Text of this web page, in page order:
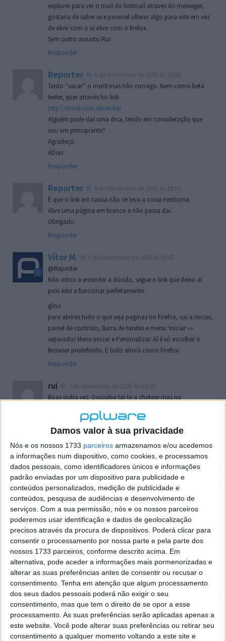
Damos valor à sua privacidade
Nós e os nossos 1733 parceiros armazenamos e/ou acedemos
a informações num dispositivo, como cookies, e processamos
dados pessoais, como identificadores únicos e informações
padrão enviadas por um dispositivo para publicidade e
conteúdos personalizados, medição de publicidade e
conteúdos, pesquisa de audiências e desenvolvimento de
serviços. Com a sua permissão, nós e os nossos parceiros
poderemos usar identificação e dados de geolocalização
precisos através da procura de dispositivos. Poderá clicar para
consentir o processamento por nossa parte e pela parte dos
nossos 1733 parceiros, conforme descrito acima. Em
alternativa, pode aceder a informações mais pormenorizadas e
alterar as suas preferências antes de consentir ou recusar o
consentimento. Tenha em atenção que algum processamento
dos seus dados pessoais poderá não exigir o seu
consentimento, mas que tem o direito de se opor a esse
processamento. As suas preferências serão aplicadas apenas a
este website. Você pode alterar suas preferências ou retirar seu
consentimento a qualquer momento voltando a este site e
explorer para ver o mail do hotmail atraves do messeger,
gostaria de saber se e possivel alterar algo para este em vez
de abrir com o ie abrir com o firefox.
Sem outro assunto Rui
Responder
Reporter
Tento “sacar” o msn8 mas não consigo. Nem como beta
tester, quer através ho link
http://msn8.core-server.be/
Alguém pode dar uma dica, tendo em consideração que
sou um principiante?
Agradeço.
ADias
Responder
Reporter
É que o link em causa não ve leva a coisa nenhuma.
Abre uma página em branco e não passa daí.
Obrigado.
Responder
Vítor M.
@Reporter
Não estou a entender a dúvida, segue o link que deixo aí
pois está a funcionar perfeitamente.
@rui
para abrires tudo o que seja paginas no Firefox, vai a iniciar,
painel de controlo, Barra de tarefas e menu ‘Iniciar »»
separador Menu Iniciar e Personalizar. Aí é só escolher o
Browser predefinido. E tudo abrirá como Firefox.
Responder
rui
Boas outra vez. Desculpa tar te a chatear mas na
o firefox como browser predefenido
de control tudo e nada. Tou a comecar a desesperar, ate ja
tentei apagar o explorer na tentativa de forçar o uso do
firefox mas em vao. Kaso te lembres de outra dica fico
agradecido, caso contrario obrigado a mesma
Responder
Vítor M.
7 de Novembro de 2005 às 01:39
@Reporter
Desculpa mas o link funciona. Seja como for segue por mail
o MSn Messenger 8.
Responder
Vítor M.
7 de Novembro de 2005 às 11:21
@Rui
Tens de encontrar o que te falei. Faz da seguinte maneira,
janela iniciar e no topo dessa janela com o botão direito do
rato faz propriedades. Depois no separador Menu ‘Iniciar’
clica no botão ‘Personalizar’ aí encontrarás no separador
geral a opção para escolheres o Browser com que queres